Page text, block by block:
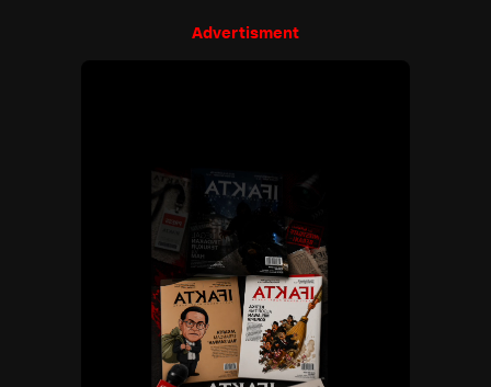
Advertisment